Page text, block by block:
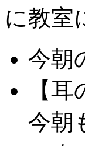
に教室
今朝
【耳
今朝